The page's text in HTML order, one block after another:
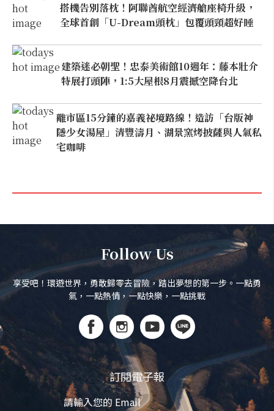
搭機告別落枕！阿聯酋航空經濟艙座椅升級，
全球首創「U-Dream頭枕」包覆頭頸超好睡
建築迷必朝聖！忠泰美術館10週年：藤本壯介
特展打頭陣，1:5大屋根8月震撼空降台北
離市區15分鐘的嘉義祕境路線！造訪「台版神
隱少女湯屋」清豐濤月、湖景窯烤披薩與人氣私
宅咖啡
Follow Us
享受吧！環遊世界，勇敢歸零去冒險，踏出夢想的第一步。一點勇
氣，一點熱情，一點快樂，一點挑戰
訂閱電子報